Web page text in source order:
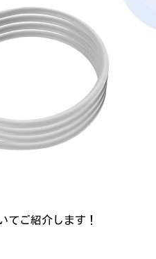
てご紹介します！